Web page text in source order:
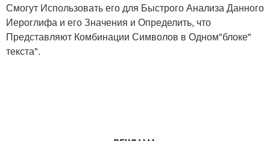
Смогут Использовать его для Быстрого Анализа Данного
Иероглифа и его Значения и Определить, что
Представляют Комбинации Символов в Одном"блоке"
текста".